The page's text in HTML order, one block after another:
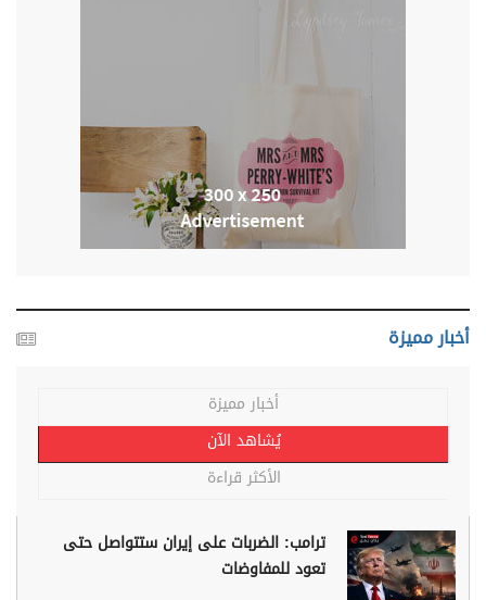
أخبار مميزة
أخبار مميزة
يُشاهد الآن
الأكثر قراءة
ترامب: الضربات على إيران ستتواصل حتى
تعود للمفاوضات